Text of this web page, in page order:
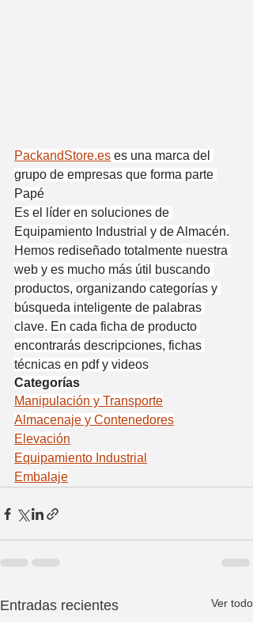
PackandStore.es es una marca del
grupo de empresas que forma parte
Papé
Es el líder en soluciones de
Equipamiento Industrial y de Almacén.
Hemos rediseñado totalmente nuestra
web y es mucho más útil buscando
productos, organizando categorías y
búsqueda inteligente de palabras
clave. En cada ficha de producto
encontrarás descripciones, fichas
técnicas en pdf y videos
Categorías
Manipulación y Transporte
Almacenaje y Contenedores
Elevación
Equipamiento Industrial
Embalaje
Entradas recientes Ver todo